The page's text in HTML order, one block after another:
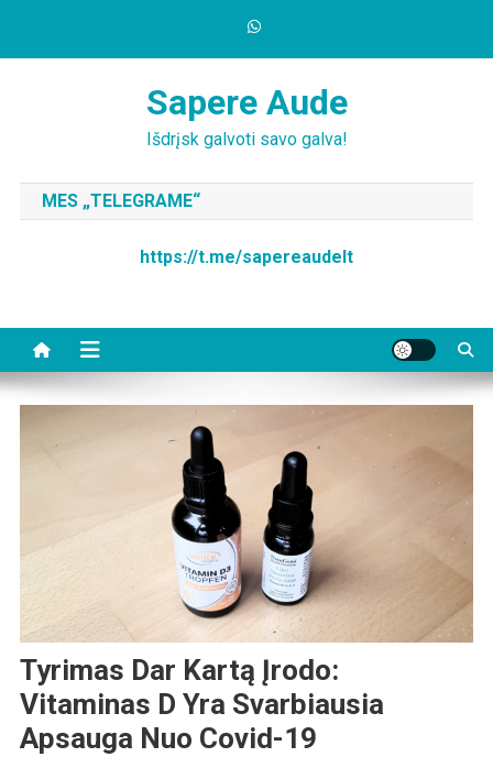
Sapere Aude
Išdrįsk galvoti savo galva!
MES „TELEGRAME“
https://t.me/sapereaudelt
Tyrimas Dar Kartą Įrodo:
Vitaminas D Yra Svarbiausia
Apsauga Nuo Covid-19